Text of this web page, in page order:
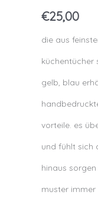
€25,00
die aus
küchentücher
gelb, blau
vorteile. es
und fühlt sich
hinaus
muster immer